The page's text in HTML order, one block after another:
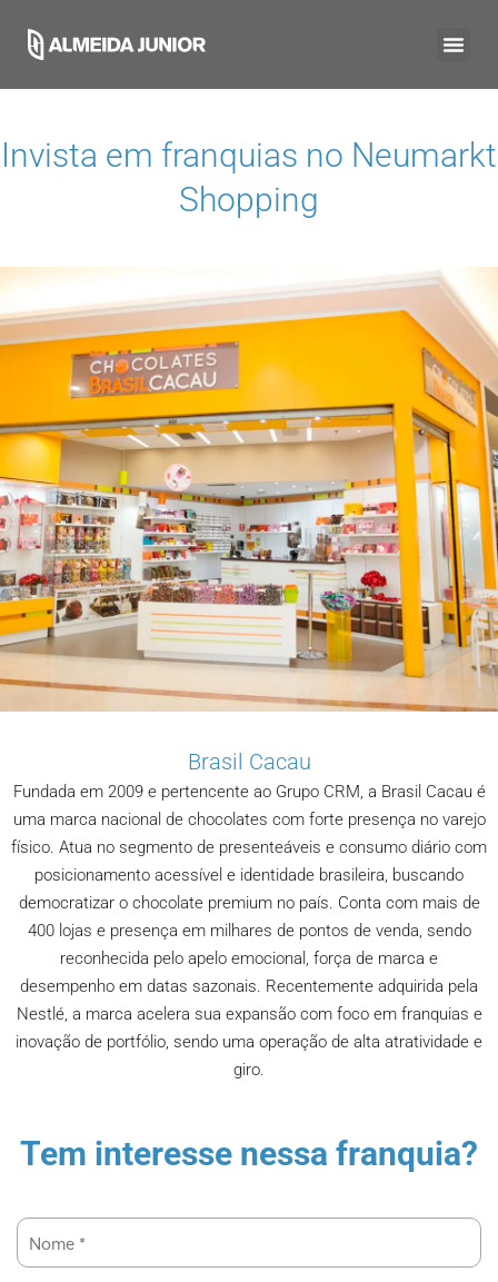
Invista em franquias no Neumarkt
Shopping
Brasil Cacau
Fundada em 2009 e pertencente ao Grupo CRM, a Brasil Cacau é
uma marca nacional de chocolates com forte presença no varejo
físico. Atua no segmento de presenteáveis e consumo diário com
posicionamento acessível e identidade brasileira, buscando
democratizar o chocolate premium no país. Conta com mais de
400 lojas e presença em milhares de pontos de venda, sendo
reconhecida pelo apelo emocional, força de marca e
desempenho em datas sazonais. Recentemente adquirida pela
Nestlé, a marca acelera sua expansão com foco em franquias e
inovação de portfólio, sendo uma operação de alta atratividade e
giro.
Tem interesse nessa franquia?